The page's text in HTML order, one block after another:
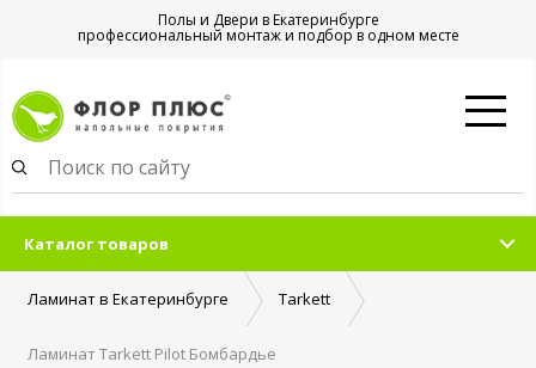
Полы и Двери в Екатеринбурге
профессиональный монтаж и подбор в одном месте
Каталог товаров
Ламинат в Екатеринбурге Tarkett
Ламинат Tarkett Pilot Бомбардье